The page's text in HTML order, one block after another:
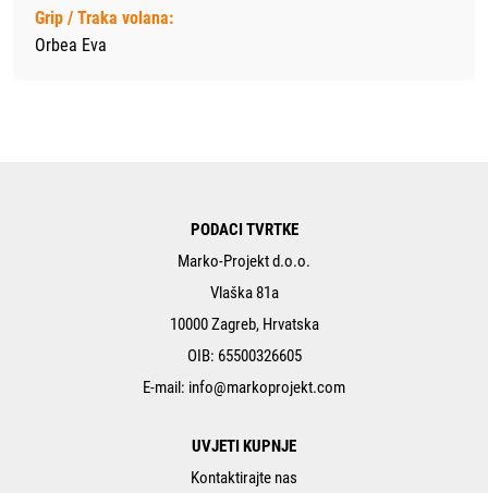
Grip / Traka volana:
Orbea Eva
PODACI TVRTKE
Marko-Projekt d.o.o.
Vlaška 81a
10000 Zagreb, Hrvatska
OIB: 65500326605
E-mail: info@markoprojekt.com
UVJETI KUPNJE
Kontaktirajte nas